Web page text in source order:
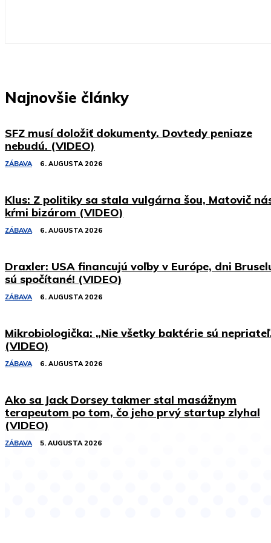
Najnovšie články
SFZ musí doložiť dokumenty. Dovtedy peniaze
nebudú. (VIDEO)
ZÁBAVA 6. AUGUSTA 2026
Klus: Z politiky sa stala vulgárna šou, Matovič
kŕmi bizárom (VIDEO)
ZÁBAVA 6. AUGUSTA 2026
Draxler: USA financujú voľby v Európe, dni
sú spočítané! (VIDEO)
ZÁBAVA 6. AUGUSTA 2026
Mikrobiologička: „Nie všetky baktérie sú
(VIDEO)
ZÁBAVA 6. AUGUSTA 2026
Ako sa Jack Dorsey takmer stal masážnym
terapeutom po tom, čo jeho prvý startup zlyhal
(VIDEO)
ZÁBAVA 5. AUGUSTA 2026